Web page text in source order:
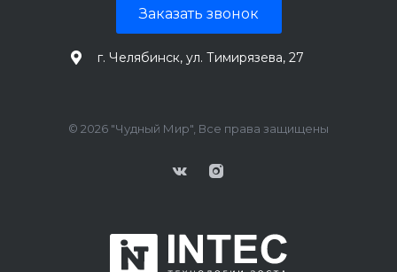
Заказать звонок
г. Челябинск, ул. Тимирязева, 27
© 2026 "Чудный Мир", Все права защищены